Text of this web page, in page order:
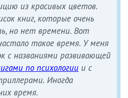
из красивых цветов.
книг, которые очень
но нет времени. Вот
такое время. У меня
с названиями развивающей
по психологии и с
Иногда
время.